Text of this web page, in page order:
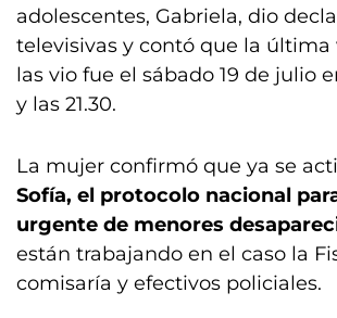
adolescentes, Gabriela, dio
televisivas y contó que la última
las vio fue el sábado 19 de julio
y las 21.30.
La mujer confirmó que ya se
Sofía, el protocolo nacional
urgente de menores
están trabajando en el caso la
comisaría y efectivos policiales.